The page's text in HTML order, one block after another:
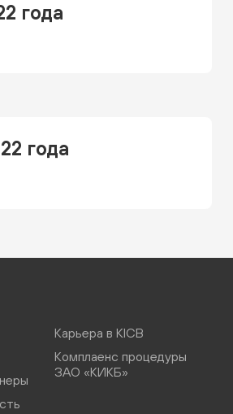
года
года
Карьера в KICB
Комплаенс процедуры
ЗАО «КИКБ»